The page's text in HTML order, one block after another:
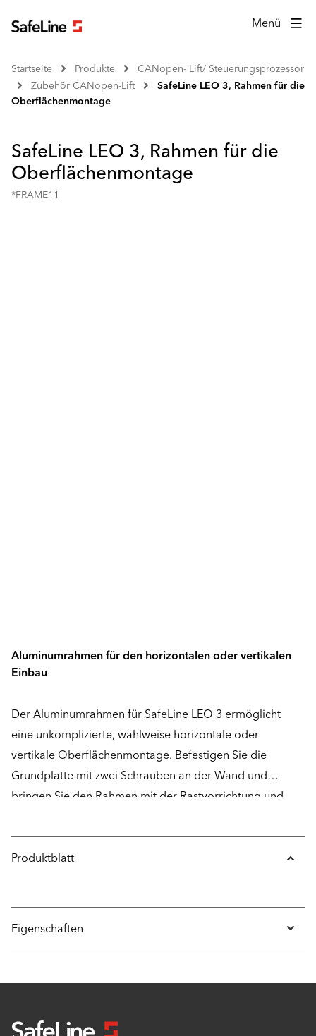
Menü
Startseite Produkte
CANopen- Lift/ Steuerungsprozessor
Zubehör CANopen-Lift
SafeLine LEO 3, Rahmen für die
Oberflächenmontage
SafeLine LEO 3, Rahmen für die
Oberflächenmontage
*FRAME11
Aluminumrahmen für den horizontalen oder vertikalen
Einbau
Der Aluminumrahmen für SafeLine LEO 3 ermöglicht
eine unkomplizierte, wahlweise horizontale oder
vertikale Oberflächenmontage. Befestigen Sie die
Grundplatte mit zwei Schrauben an der Wand und
bringen Sie den Rahmen mit der Rastvorrichtung und
Produktblatt
Eigenschaften